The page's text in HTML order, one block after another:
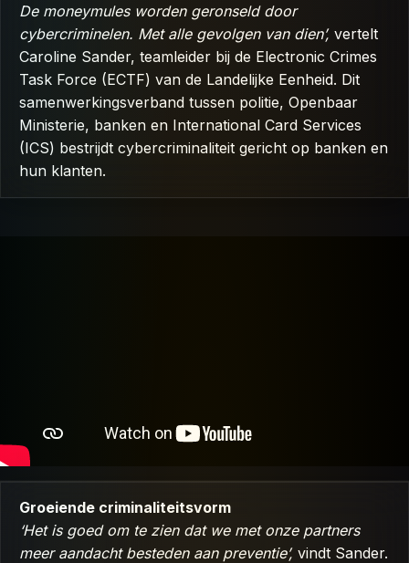
De moneymules worden geronseld door
cybercriminelen. Met alle gevolgen van dien’, vertelt
Caroline Sander, teamleider bij de Electronic Crimes
Task Force (ECTF) van de Landelijke Eenheid. Dit
samenwerkingsverband tussen politie, Openbaar
Ministerie, banken en International Card Services
(ICS) bestrijdt cybercriminaliteit gericht op banken en
hun klanten.
Groeiende criminaliteitsvorm
‘Het is goed om te zien dat we met onze partners
meer aandacht besteden aan preventie’, vindt Sander.